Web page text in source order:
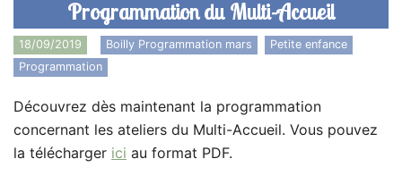
Programmation du Multi-Accueil
18/09/2019 Boilly Programmation mars Petite enfance
Programmation
Découvrez dès maintenant la programmation
concernant les ateliers du Multi-Accueil. Vous pouvez
la télécharger ici au format PDF.